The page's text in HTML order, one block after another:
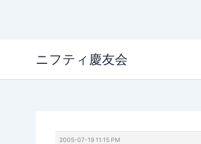
ニフティ慶友会
2005-07-19 11:15 PM